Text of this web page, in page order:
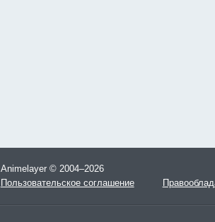
Animelayer © 2004–2026
Пользовательское соглашение